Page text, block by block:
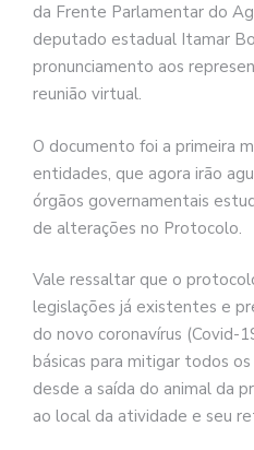
da Frente Parlamentar do
deputado estadual Itamar
pronunciamento aos
reunião virtual.
O documento foi a primeira
entidades, que agora irão
órgãos governamentais
de alterações no Protocolo.
Vale ressaltar que o
legislações já existentes e
do novo coronavírus (Covid-
básicas para mitigar todos
desde a saída do animal da
ao local da atividade e seu